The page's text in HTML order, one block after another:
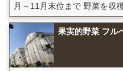
月～11月末位まで 野菜を収
果実的野菜 フル